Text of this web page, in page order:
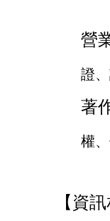
營
證
著
權
【資